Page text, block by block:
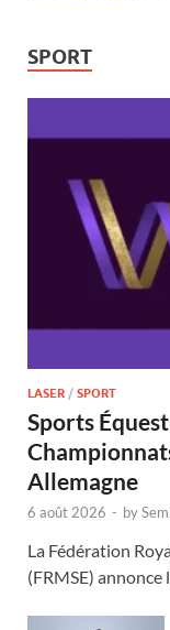
SPORT
LASER / SPORT
Sports
Allemagne
6 août 2026 - by
La Fédération
(FRMSE)